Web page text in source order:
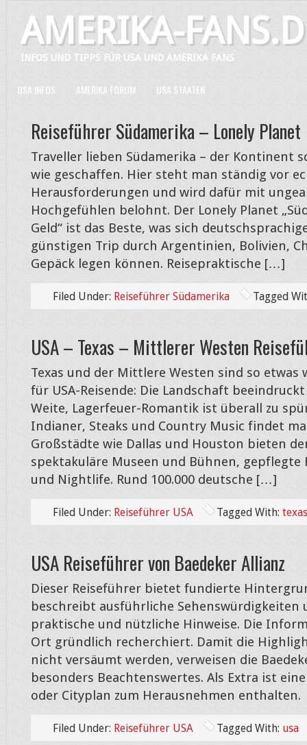
AMERIKA-
INFOS UND TIPPS FÜR USA UND AMERIKA FANS
USA INFOS AMERIKA FORUM USA STAATEN
Reiseführer Südamerika – Lonely Planet
Traveller lieben Südamerika – der Kontinent
wie geschaffen. Hier steht man ständig vor
Herausforderungen und wird dafür mit
Hochgefühlen belohnt. Der Lonely Planet
Geld“ ist das Beste, was sich
günstigen Trip durch Argentinien, Bolivien,
Gepäck legen können. Reisepraktische […]
Filed Under: Reiseführer Südamerika Tagged
USA – Texas – Mittlerer Westen
Texas und der Mittlere Westen sind so etwas
für USA-Reisende: Die Landschaft
Weite, Lagerfeuer-Romantik ist überall zu
Indianer, Steaks und Country Music findet
Großstädte wie Dallas und Houston bieten
spektakuläre Museen und Bühnen, gepflegte
und Nightlife. Rund 100.000 deutsche […]
Filed Under: Reiseführer USA Tagged With:
USA Reiseführer von Baedeker Allianz
Dieser Reiseführer bietet fundierte
beschreibt ausführliche Sehenswürdigkeiten
praktische und nützliche Hinweise. Die
Ort gründlich recherchiert. Damit die
nicht versäumt werden, verweisen die
besonders Beachtenswertes. Als Extra ist
oder Cityplan zum Herausnehmen enthalten.
Filed Under: Reiseführer USA Tagged With: usa